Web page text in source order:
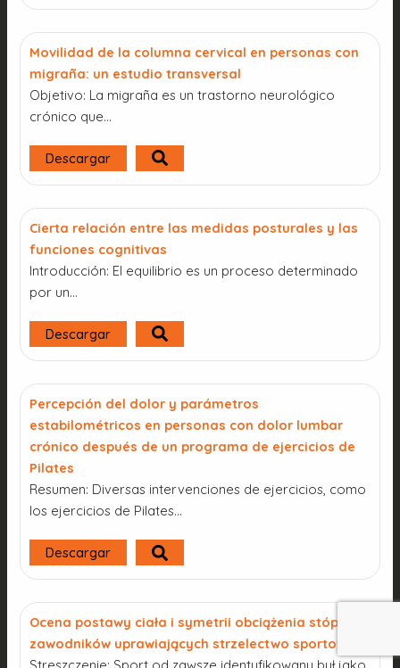
Movilidad de la columna cervical en personas con
migraña: un estudio transversal
Objetivo: La migraña es un trastorno neurológico
crónico que…
Descargar
Cierta relación entre las medidas posturales y las
funciones cognitivas
Introducción: El equilibrio es un proceso determinado
por un…
Descargar
Percepción del dolor y parámetros
estabilométricos en personas con dolor lumbar
crónico después de un programa de ejercicios de
Pilates
Resumen: Diversas intervenciones de ejercicios, como
los ejercicios de Pilates…
Descargar
Ocena postawy ciała i symetrii obciążenia stóp u
zawodników uprawiających strzelectwo sportowe